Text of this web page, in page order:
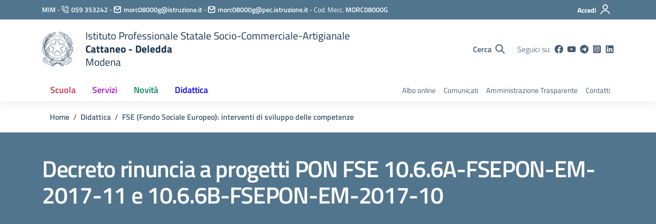
Vai ai contenuti
Vai al menu di navigazione
MIM - 059 353242 - morc08000g@istruzione.it- morc08000g@pec.istruzione.it-Cod. Mecc. MORC08000G Accedi
Istituto Professionale Statale Socio-Commerciale-Artigianale
Cattaneo - Deledda
Modena
Cerca Seguici su:
Scuola Servizi Novità Didattica Albo online Comunicati Amministrazione Trasparente Contatti
Home Didattica FSE (Fondo Sociale Europeo): interventi di sviluppo delle competenze
Decreto rinuncia a progetti PON FSE 10.6.6A-FSEPON-EM-
2017-11 e 10.6.6B-FSEPON-EM-2017-10